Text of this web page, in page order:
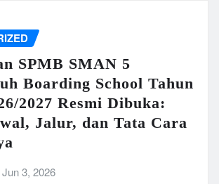
SPMB SMAN 5
Boarding School Tahun
2027 Resmi Dibuka:
Jalur, dan Tata Cara
Jun 3, 2026